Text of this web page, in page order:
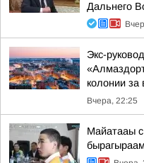
Дальнего
Экс-
колонии за
Вчера, 22:25
Майатааы